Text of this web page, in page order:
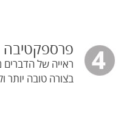
פרספקטיבה
ראייה של
בצורה טובה יותר